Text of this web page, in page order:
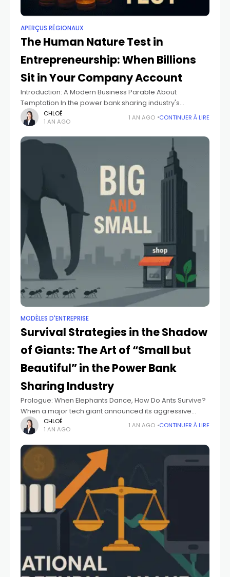
APERÇUS RÉGIONAUX
The Human Nature Test in
Entrepreneurship: When Billions
Sit in Your Company Account
Introduction: A Modern Business Parable About
Temptation In the power bank sharing industry's
turbulent history, one founder who experienced
imprisonment made a striking confession: "I'm not driven
by lust or
CHLOÉ
1 AN AGO
1 AN AGO CONTINUER À LIRE
MODÈLES D'ENTREPRISE
Survival Strategies in the Shadow
of Giants: The Art of “Small but
Beautiful” in the Power Bank
Sharing Industry
Prologue: When Elephants Dance, How Do Ants Survive?
When a major tech giant announced its aggressive
entry into the power bank sharing market with ambitions
to capture 70% market share
CHLOÉ
1 AN AGO
1 AN AGO CONTINUER À LIRE